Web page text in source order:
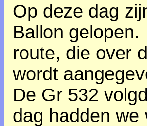
Op deze dag
Ballon
route, die over
wordt
De Gr 532
dag hadden we